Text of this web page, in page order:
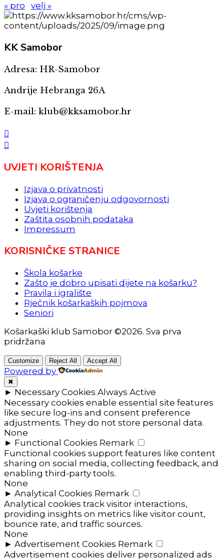
« pro
velj »
KKSamobor
Adresa: HR-Samobor
Andrije Hebranga 26A
E-mail: klub@kksamobor.hr
UVJETI KORIŠTENJA
Izjava o privatnosti
Izjava o ograničenju odgovornosti
Uvjeti korištenja
Zaštita osobnih podataka
Impressum
KORISNIČKE STRANICE
Škola košarke
Zašto je dobro upisati dijete na košarku?
Pravila i igralište
Rječnik košarkaških pojmova
Seniori
Košarkaški klub Samobor ©2026. Sva prva
pridržana
Customize Reject All Accept All
Powered by
✖
► Necessary Cookies Always Active
Necessary cookies enable essential site features
like secure log-ins and consent preference
adjustments. They do not store personal data.
None
► Functional Cookies Remark
Functional cookies support features like content
sharing on social media, collecting feedback, and
enabling third-party tools.
None
► Analytical Cookies Remark
Analytical cookies track visitor interactions,
providing insights on metrics like visitor count,
bounce rate, and traffic sources.
None
► Advertisement Cookies Remark
Advertisement cookies deliver personalized ads